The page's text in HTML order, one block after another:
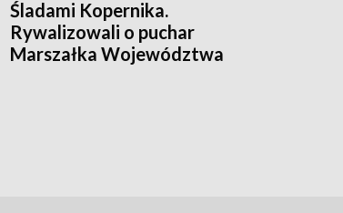
Śladami Kopernika.
Rywalizowali o puchar
Marszałka Województwa